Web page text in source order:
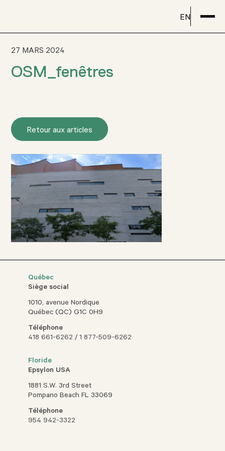
EN
27 MARS 2024
OSM_fenêtres
Retour aux articles
Québec
Siège social
1010, avenue Nordique
Québec (QC) G1C 0H9
Téléphone
418 661-6262 /1 877-509-6262
Floride
Epsylon USA
1881 S.W. 3rd Street
Pompano Beach FL 33069
Téléphone
954 942-3322